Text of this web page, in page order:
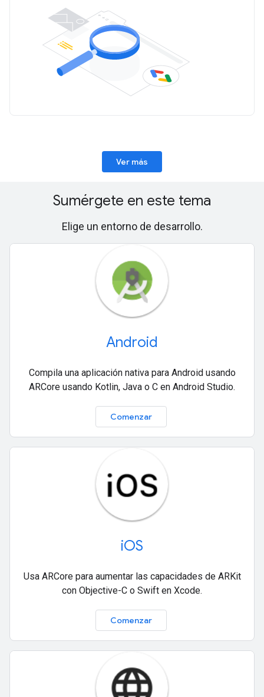
Ver más
Sumérgete en este tema
Elige un entorno de desarrollo.
Android
Compila una aplicación nativa para Android usando
ARCore usando Kotlin, Java o C en Android Studio.
Comenzar
iOS
Usa ARCore para aumentar las capacidades de ARKit
con Objective-C o Swift en Xcode.
Comenzar